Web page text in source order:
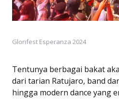
Glorifest Esperanza 2024
Tentunya berbagai bakat
dari tarian Ratujaro, band
hingga modern dance yang